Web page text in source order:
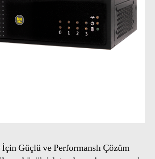
Güçlü ve Performanslı Çözüm